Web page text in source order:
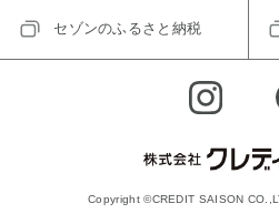
セゾンのふるさと納税
Copyright ©CREDIT SAISON